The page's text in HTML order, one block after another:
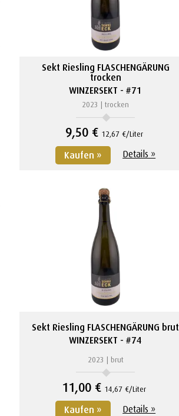
Sekt Riesling FLASCHENGÄRUNG
trocken
WINZERSEKT
#71
2023 trocken
9,50 € 12,67 €/Liter
Kaufen » Details »
Sekt Riesling FLASCHENGÄRUNG brut
WINZERSEKT
#74
2023 brut
11,00 € 14,67 €/Liter
Kaufen » Details »